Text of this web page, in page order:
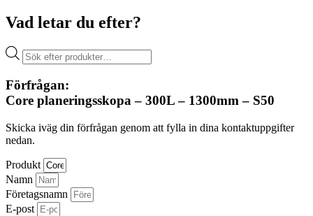
Vad letar du efter?
Produktsökning
Förfrågan:
Core planeringsskopa – 300L – 1300mm – S50
Skicka iväg din förfrågan genom att fylla in dina kontaktuppgifter
nedan.
Produkt
Namn
Företagsnamn
E-post